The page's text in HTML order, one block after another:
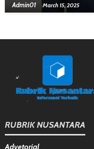
Admin01 March 15, 2025
RUBRIK NUSANTARA
Advetorial